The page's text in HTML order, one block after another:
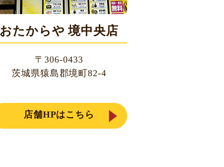
おたからや 境中央店
〒306-0433
茨城県猿島郡境町82-4
店舗HPはこちら